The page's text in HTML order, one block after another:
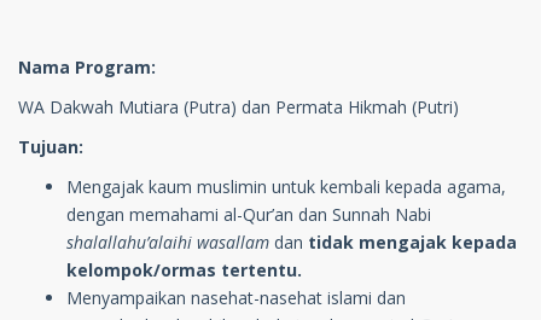
Nama Program:
WA Dakwah Mutiara (Putra) dan Permata Hikmah (Putri)
Tujuan:
Mengajak kaum muslimin untuk kembali kepada agama,
dengan memahami al-Qur’an dan Sunnah Nabi
shalallahu’alaihi wasallam dan tidak mengajak kepada
kelompok/ormas tertentu.
Menyampaikan nasehat-nasehat islami dan